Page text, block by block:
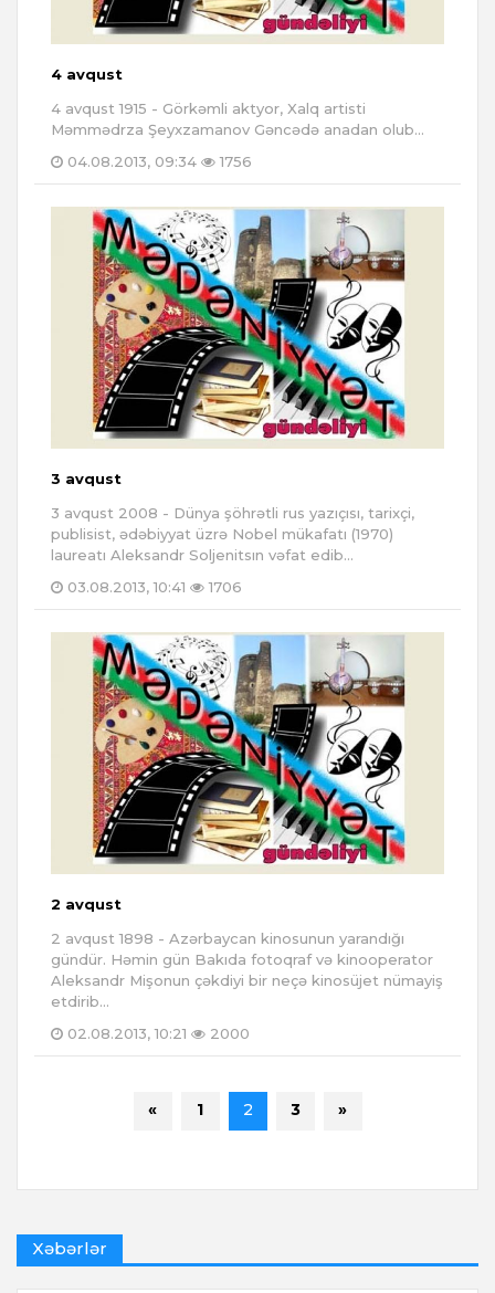
4 avqust
4 avqust 1915 - Görkəmli aktyor, Xalq artisti
Məmmədrza Şeyxzamanov Gəncədə anadan olub...
04.08.2013, 09:34
1756
3 avqust
3 avqust 2008 - Dünya şöhrətli rus yazıçısı, tarixçi,
publisist, ədəbiyyat üzrə Nobel mükafatı (1970)
laureatı Aleksandr Soljenitsın vəfat edib...
03.08.2013, 10:41
1706
2 avqust
2 avqust 1898 - Azərbaycan kinosunun yarandığı
gündür. Həmin gün Bakıda fotoqraf və kinooperator
Aleksandr Mişonun çəkdiyi bir neçə kinosüjet nümayiş
etdirib...
02.08.2013, 10:21
2000
« 1 2 3 »
Xəbərlər